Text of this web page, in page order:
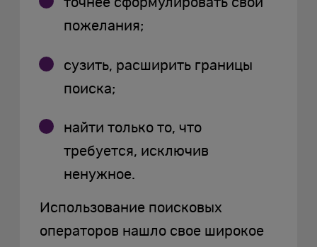
точнее сформулировать свои
пожелания;
сузить, расширить границы
поиска;
найти только то, что
требуется, исключив
ненужное.
Использование поисковых
операторов нашло свое широкое